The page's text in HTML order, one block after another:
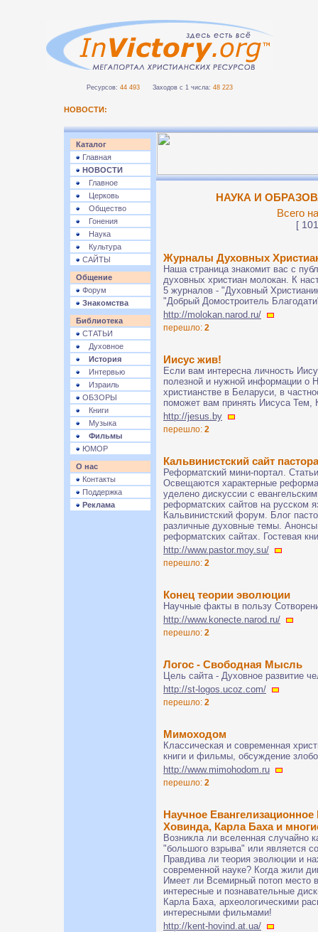
Ресурсов: 44 493 Заходов с 1 числа: 48 223
НОВОСТИ:
Каталог
Главная
НОВОСТИ
Главное
Церковь
Общество
Гонения
Наука
Культура
САЙТЫ
Общение
Форум
Знакомства
Библиотека
СТАТЬИ
Духовное
История
Интервью
Израиль
ОБЗОРЫ
Книги
Музыка
Фильмы
ЮМОР
О нас
Контакты
Поддержка
Реклама
НАУКА И
Всего
[
Журналы Духовных
Наша страница знакомит вас с
духовных христиан молокан. К
5 журналов - "Духовный
"Добрый Домостроитель
http://molokan.narod.ru/
перешло: 2
Иисус жив!
Если вам интересна личность
полезной и нужной информации о
христианстве в Беларуси, в
поможет вам принять Иисуса
http://jesus.by
перешло: 2
Кальвинистский сайт
Реформатский мини-портал.
Освещаются характерные
уделено дискуссии с
реформатских сайтов на русском
Кальвинистский форум. Блог
различные духовные темы.
реформатских сайтах. Гостевая
http://www.pastor.moy.su/
перешло: 2
Конец теории эволюции
Научные факты в пользу
http://www.konecte.narod.ru/
перешло: 2
Логос - Свободная Мысль
Цель сайта - Духовное развитие
http://st-logos.ucoz.com/
перешло: 2
Мимоходом
Классическая и современная
книги и фильмы, обсуждение
http://www.mimohodom.ru
перешло: 2
Научное
Ховинда, Карла Баха и
Возникла ли вселенная случайно
"большого взрыва" или является
Правдива ли теория эволюции и
современной науке? Когда жили
Имеет ли Всемирный потоп место
интересные и познавательные
Карла Баха, археологическими
интересными фильмами!
http://kent-hovind.at.ua/